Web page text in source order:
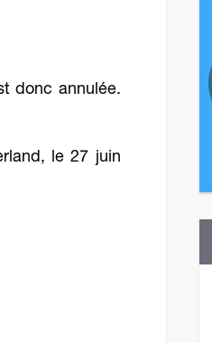
donc annulée.
le 27 juin